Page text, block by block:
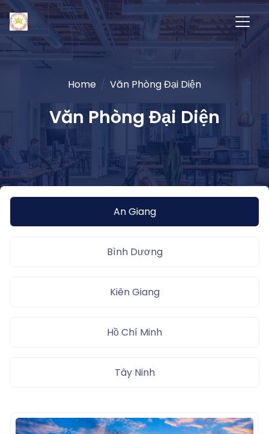
Home Văn Phòng Đại Diện
Văn Phòng Đại Diện
An Giang
Bình Dương
Kiên Giang
Hồ Chí Minh
Tây Ninh